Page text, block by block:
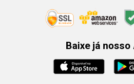
Baixe já nosso